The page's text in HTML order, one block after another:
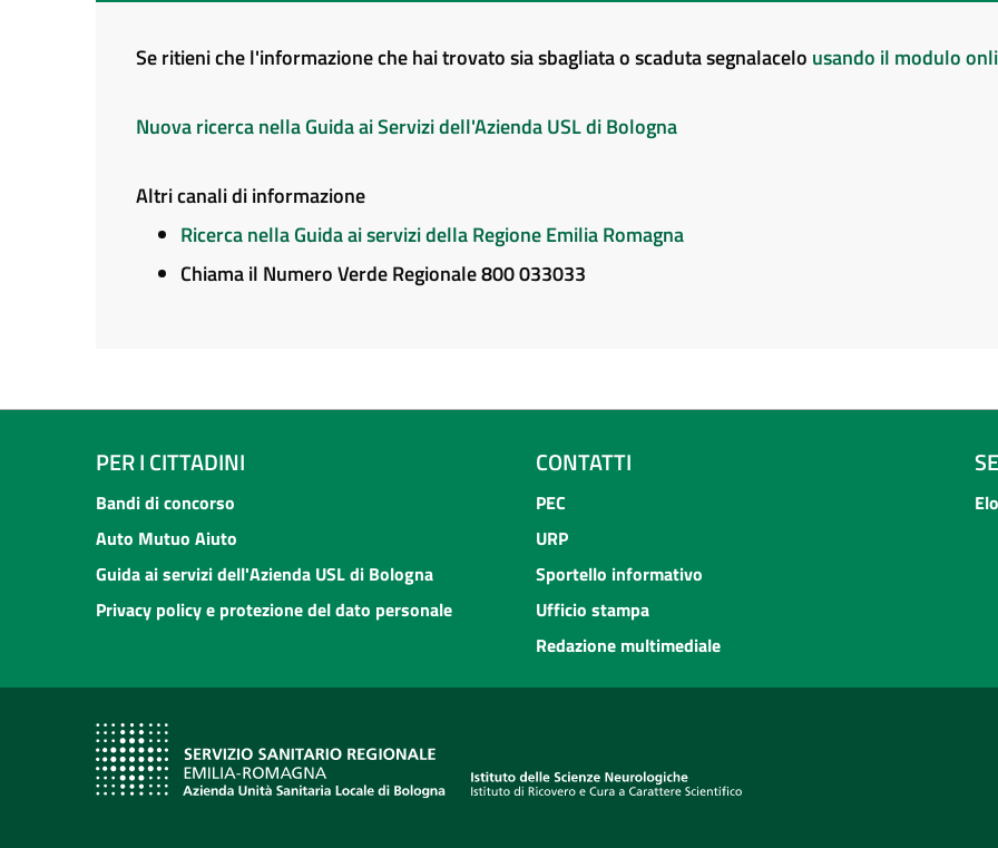
Se ritieni che l'informazione che hai trovato sia sbagliata o scaduta segnalacelo usando il modulo
Nuova ricerca nella Guida ai Servizi dell'Azienda USL di Bologna
Altri canali di informazione
Ricerca nella Guida ai servizi della Regione Emilia Romagna
Chiama il Numero Verde Regionale 800 033033
PER I CITTADINI
Bandi di concorso
Auto Mutuo Aiuto
Guida ai servizi dell'Azienda USL di Bologna
Privacy policy e protezione del dato personale
CONTATTI
PEC
URP
Sportello informativo
Ufficio stampa
Redazione multimediale